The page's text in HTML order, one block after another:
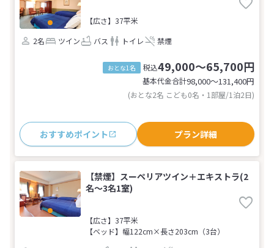
【広さ】37平米
2名
ツイン バス トイレ 禁煙
おとな1名 税込49,000～65,700円
基本代金合計98,000〜131,400円
(おとな2名 こども0名・1部屋/1泊2日)
おすすめポイント プラン詳細
【禁煙】スーペリアツイン＋エキストラ(2
名～3名1室)
【広さ】37平米
【ベッド】幅122cm×長さ203cm（3台）